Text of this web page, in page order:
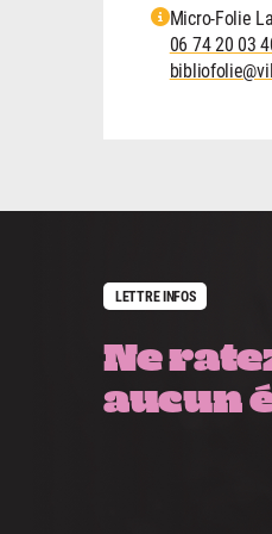
Micro-Folie
06 74 20 03
LETTRE INFOS
Ne
aucun